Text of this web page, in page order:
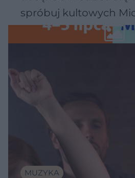
spróbuj kultowych
Wawelu
MUZYKA